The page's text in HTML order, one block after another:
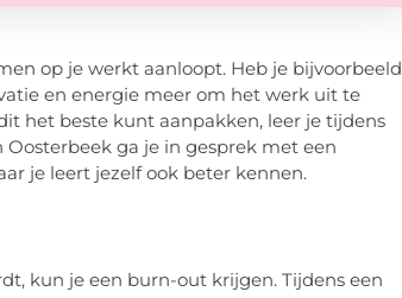
op je werkt aanloopt. Heb je bijvoorbeeld
en energie meer om het werk uit te
het beste kunt aanpakken, leer je tijdens
ga je in gesprek met een
je leert jezelf ook beter kennen.
kun je een burn-out krijgen. Tijdens een